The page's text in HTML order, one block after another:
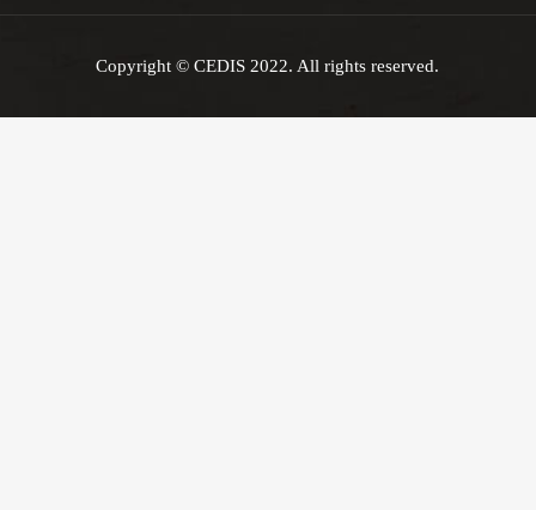
Copyright © CEDIS 2022. All rights reserved.